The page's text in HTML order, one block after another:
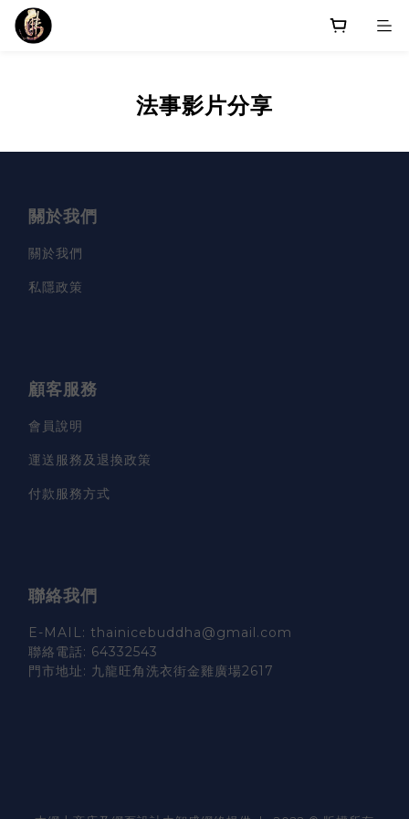
法事影片分享
關於我們
關於我們
私隱政策
顧客服務
會員說明
運送服務及退換政策
付款服務方式
聯絡我們
E-MAIL: thainicebuddha@gmail.com
聯絡電話: 64332543
門市地址: 九龍旺角洗衣街金雞廣場2617